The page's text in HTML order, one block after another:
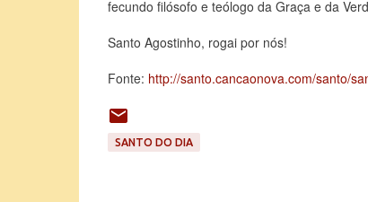
fecundo filósofo e teólogo da Graça e da
Santo Agostinho, rogai por nós!
Fonte: http://santo.cancaonova.com/santo/
SANTO DO DIA